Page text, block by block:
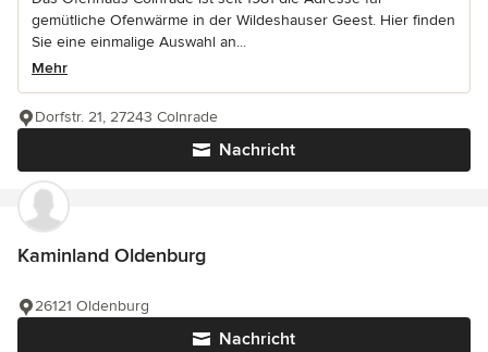
gemütliche Ofenwärme in der Wildeshauser Geest. Hier finden
Sie eine einmalige Auswahl an...
Mehr
Nachricht
Dorfstr. 21, 27243 Colnrade
Kaminland Oldenburg
Nachricht
26121 Oldenburg